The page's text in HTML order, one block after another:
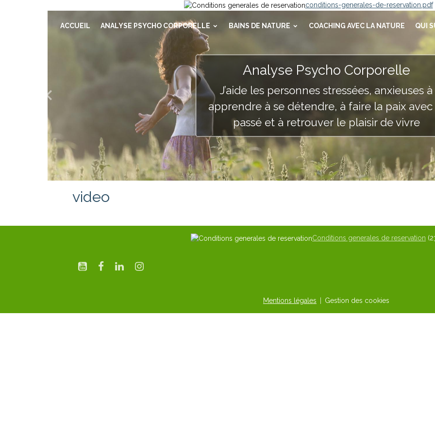
conditions-generales-de-reservation.pdf
ACCUEIL ANALYSE PSYCHO CORPORELLE BAINS DE NATURE COACHING AVEC LA NATURE QUI
Analyse Psycho Corporelle
J’aide les personnes stressées, anxieuses à
apprendre à se détendre, à faire la paix avec
passé et à retrouver le plaisir de vivre
Coaching avec la Nature
J'accompagne les personnes traversant des
étapes délicates de leur vie, à cheminer
sereinement, avec l'aide et l'éclairage de la
nature
video
Conditions generales de reservation
Mentions légales Gestion des cookies